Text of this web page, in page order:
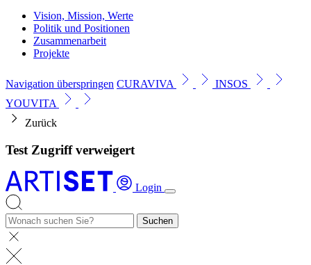
Vision, Mission, Werte
Politik und Positionen
Zusammenarbeit
Projekte
Navigation überspringen CURAVIVA
INSOS
YOUVITA
Zurück
Test Zugriff verweigert
Login
Suchen